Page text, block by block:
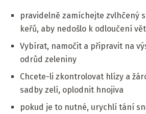
pravidelně zamíchejte zvlhčený
keřů, aby nedošlo k odloučení
Vybírat, namočit a připravit na
odrůd zeleniny
Chcete-li zkontrolovat hlízy a
sadby zelí, oplodnit hnojiva
pokud je to nutné, urychlí tání